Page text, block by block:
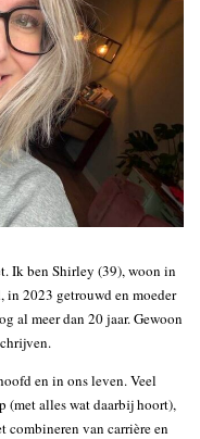
Ik ben Shirley (39), woon in
in 2023 getrouwd en moeder
al meer dan 20 jaar. Gewoon
en in ons leven. Veel
(met alles wat daarbij hoort),
van carrière en